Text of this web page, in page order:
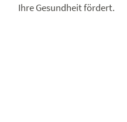
Ihre Gesundheit fördert.